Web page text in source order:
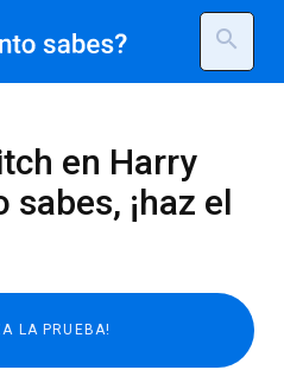
search
en Harry
¡haz el